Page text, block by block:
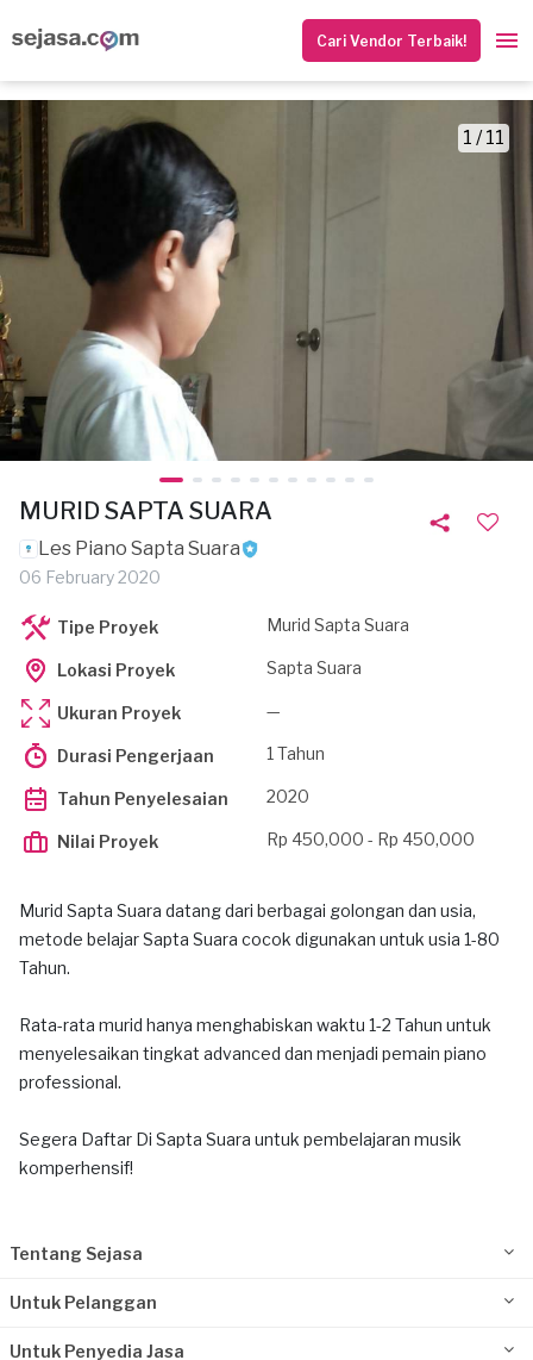
Cari Vendor Terbaik!
1 / 11
MURID SAPTA SUARA
Les Piano Sapta Suara
06 February 2020
Tipe Proyek Murid Sapta Suara
Lokasi Proyek Sapta Suara
Ukuran Proyek —
Durasi Pengerjaan 1 Tahun
Tahun Penyelesaian 2020
Nilai Proyek Rp 450,000 - Rp 450,000
Murid Sapta Suara datang dari berbagai golongan dan usia,
metode belajar Sapta Suara cocok digunakan untuk usia 1-80
Tahun.
Rata-rata murid hanya menghabiskan waktu 1-2 Tahun untuk
menyelesaikan tingkat advanced dan menjadi pemain piano
professional.
Segera Daftar Di Sapta Suara untuk pembelajaran musik
komperhensif!
Tentang Sejasa
Untuk Pelanggan
Untuk Penyedia Jasa